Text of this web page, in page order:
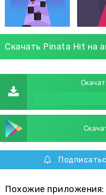
Скачать Pinata Hit на
Похожие приложения: